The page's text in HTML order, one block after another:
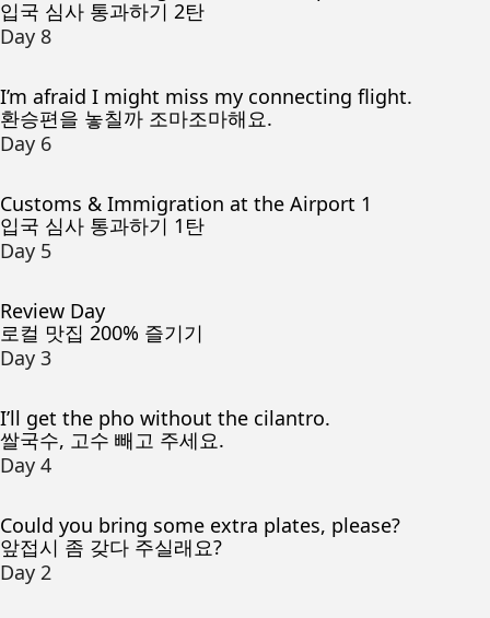
입국 심사 통과하기 2탄
Day 8
I’m afraid I might miss my connecting flight.
환승편을 놓칠까 조마조마해요.
Day 6
Customs & Immigration at the Airport 1
입국 심사 통과하기 1탄
Day 5
Review Day
로컬 맛집 200% 즐기기
Day 3
I’ll get the pho without the cilantro.
쌀국수, 고수 빼고 주세요.
Day 4
Could you bring some extra plates, please?
앞접시 좀 갖다 주실래요?
Day 2